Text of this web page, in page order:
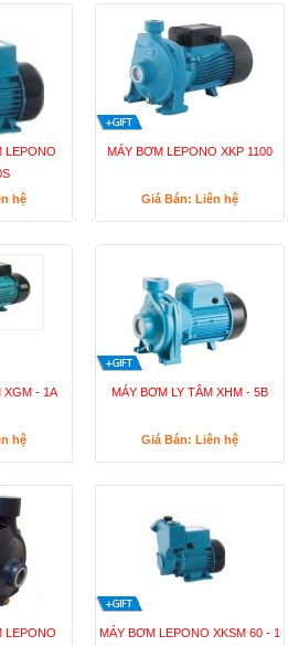
LEPONO
hệ
MÁY BƠM LEPONO XKP 1100
Giá Bán: Liên hệ
XGM - 1A
hệ
MÁY BƠM LY TÂM XHM - 5B
Giá Bán: Liên hệ
LEPONO MÁY BƠM LEPONO XKSM 60 - 1